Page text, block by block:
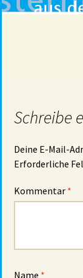
Schreibe
Deine E-Mail-
Erforderliche
Kommentar *
Name *